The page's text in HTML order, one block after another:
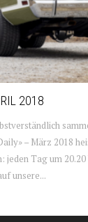
2018
– März 2018
jeden Tag um
unsere...